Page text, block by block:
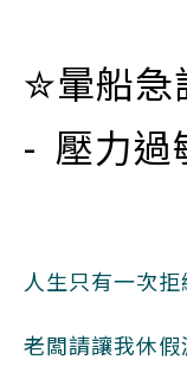
✮暈船急
- 壓力過
人生只有一次
老闆請讓我休